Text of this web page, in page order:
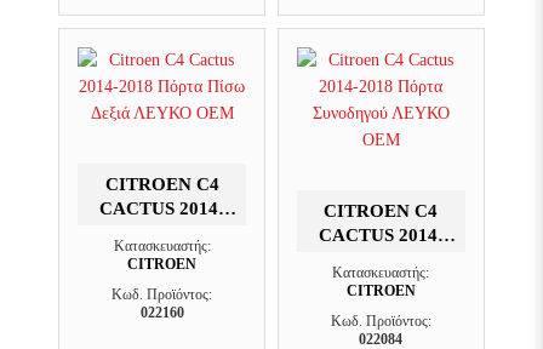
CITROEN C4
CACTUS 2014-
ΠΊΣΩ ΔΕΞΙΆ
Κατασκευαστής:
CITROEN
Κωδ. Προϊόντος:
022160
CITROEN C4
CACTUS 2014-
ΣΥΝΟΔΗΓΟΎ
Κατασκευαστής:
CITROEN
Κωδ. Προϊόντος:
022084